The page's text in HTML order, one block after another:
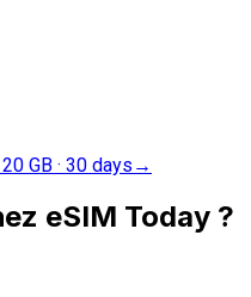
GB · 30 days →
eSIM Today ?